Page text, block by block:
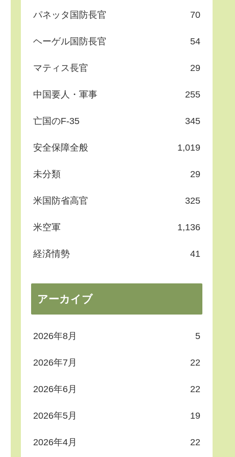
パネッタ国防長官 70
ヘーゲル国防長官 54
マティス長官 29
中国要人・軍事 255
亡国のF-35 345
安全保障全般 1,019
未分類 29
米国防省高官 325
米空軍 1,136
経済情勢 41
アーカイブ
2026年8月 5
2026年7月 22
2026年6月 22
2026年5月 19
2026年4月 22